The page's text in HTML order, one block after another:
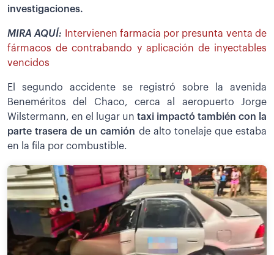
investigaciones.
MIRA AQUÍ:
Intervienen farmacia por presunta venta de
fármacos de contrabando y aplicación de inyectables
vencidos
El segundo accidente se registró sobre la avenida
Beneméritos del Chaco, cerca al aeropuerto Jorge
Wilstermann, en el lugar un taxi impactó también con la
parte trasera de un camión de alto tonelaje que estaba
en la fila por combustible.